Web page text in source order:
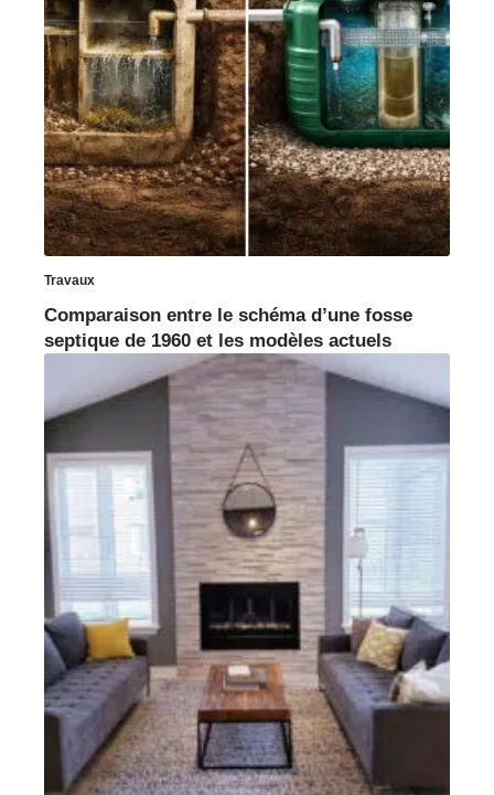
Travaux
Comparaison entre le schéma d’une fosse
septique de 1960 et les modèles actuels